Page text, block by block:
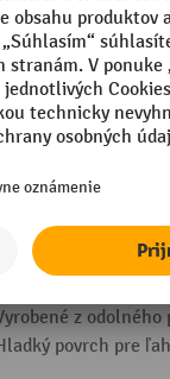
riadidlami
na sud z polyetylénu
Veko na sud z
z
povrch pre